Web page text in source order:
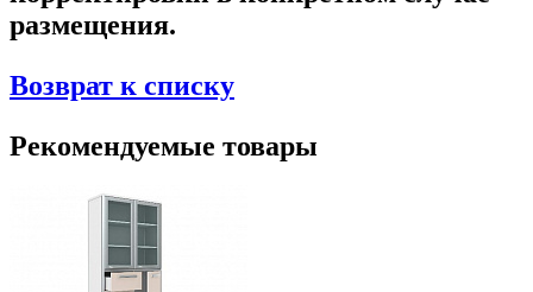
размещения.
Возврат к списку
Рекомендуемые товары